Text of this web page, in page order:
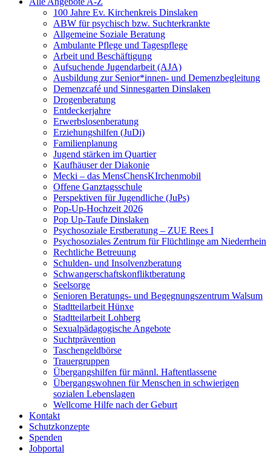
100 Jahre Ev. Kirchenkreis Dinslaken
ABW für psychisch bzw. Suchterkrankte
Allgemeine Soziale Beratung
Ambulante Pflege und Tagespflege
Arbeit und Beschäftigung
Aufsuchende Jugendarbeit (AJA)
Ausbildung zur Senior*innen- und Demenzbegleitung
Demenzcafé und Sinnesgarten Dinslaken
Drogenberatung
Entdeckerjahre
Erwerbslosenberatung
Erziehungshilfen (JuDi)
Familienplanung
Jugend stärken im Quartier
Kaufhäuser der Diakonie
Mecki – das MensChensKIrchenmobil
Offene Ganztagsschule
Perspektiven für Jugendliche (JuPs)
Pop-Up-Hochzeit 2026
Pop Up-Taufe Dinslaken
Psychosoziale Erstberatung – ZUE Rees I
Psychosoziales Zentrum für Flüchtlinge am Niederrhein
Rechtliche Betreuung
Schulden- und Insolvenzberatung
Schwangerschaftskonfliktberatung
Seelsorge
Senioren Beratungs- und Begegnungszentrum Walsum
Stadtteilarbeit Hünxe
Stadtteilarbeit Lohberg
Sexualpädagogische Angebote
Suchtprävention
Taschengeldbörse
Trauergruppen
Übergangshilfen für männl. Haftentlassene
Übergangswohnen für Menschen in schwierigen
sozialen Lebenslagen
Wellcome Hilfe nach der Geburt
Kontakt
Schutzkonzepte
Spenden
Jobportal